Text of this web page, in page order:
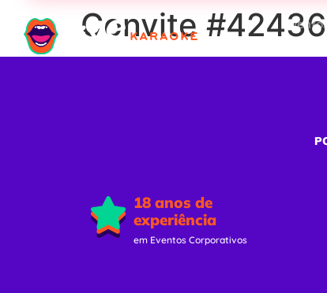
Convite
18 anos de
experiência
em Eventos Corporativos